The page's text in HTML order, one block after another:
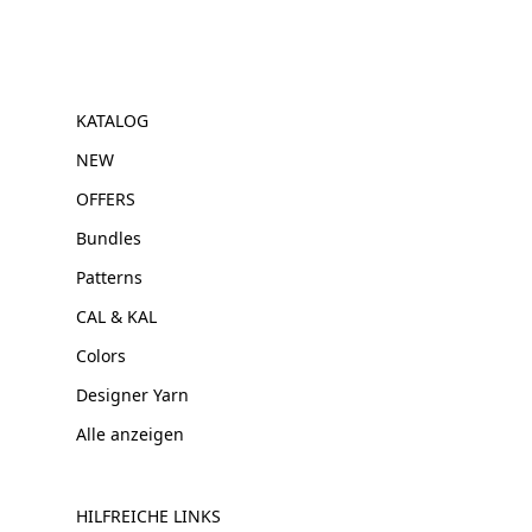
KATALOG
NEW
OFFERS
Bundles
Patterns
CAL & KAL
Colors
Designer Yarn
Alle anzeigen
HILFREICHE LINKS